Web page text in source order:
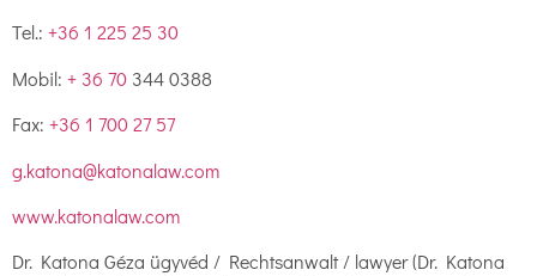
Tel.: +36 1 225 25 30
Mobil: + 36 70 344 0388
Fax: +36 1 700 27 57
g.katona@katonalaw.com
www.katonalaw.com
Dr. Katona Géza ügyvéd / Rechtsanwalt / lawyer (Dr. Katona